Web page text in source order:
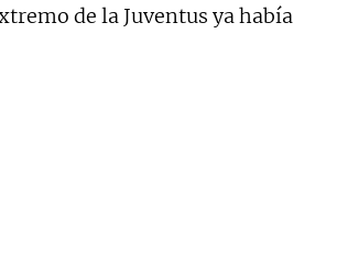
de la Juventus ya había